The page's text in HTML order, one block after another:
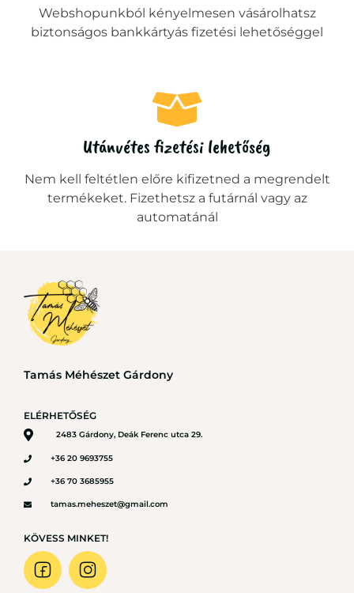
Webshopunkból kényelmesen vásárolhatsz
biztonságos bankkártyás fizetési lehetőséggel
Utánvétes fizetési lehetőség
Nem kell feltétlen előre kifizetned a megrendelt
termékeket. Fizethetsz a futárnál vagy az
automatánál
Tamás Méhészet Gárdony
ELÉRHETŐSÉG
2483 Gárdony, Deák Ferenc utca 29.
+36 20 9693755
+36 70 3685955
tamas.meheszet@gmail.com
KÖVESS MINKET!